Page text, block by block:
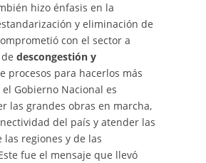
hizo énfasis en la
y eliminación de
con el sector a
descongestión y
procesos para hacerlos más
Gobierno Nacional es
las grandes obras en marcha,
del país y atender las
las regiones y de las
fue el mensaje que llevó